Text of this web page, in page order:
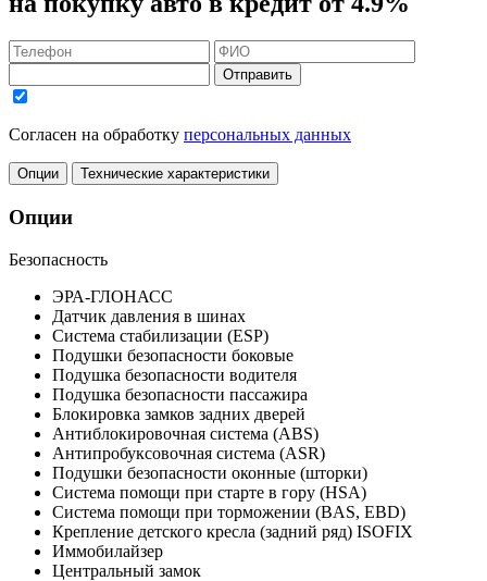
Отправить
Согласен на обработку персональных данных
Опции Технические характеристики
Опции
Безопасность
ЭРА-ГЛОНАСС
Датчик давления в шинах
Система стабилизации (ESP)
Подушки безопасности боковые
Подушка безопасности водителя
Подушка безопасности пассажира
Блокировка замков задних дверей
Антиблокировочная система (ABS)
Антипробуксовочная система (ASR)
Подушки безопасности оконные (шторки)
Система помощи при старте в гору (HSA)
Система помощи при торможении (BAS, EBD)
Крепление детского кресла (задний ряд) ISOFIX
Иммобилайзер
Центральный замок